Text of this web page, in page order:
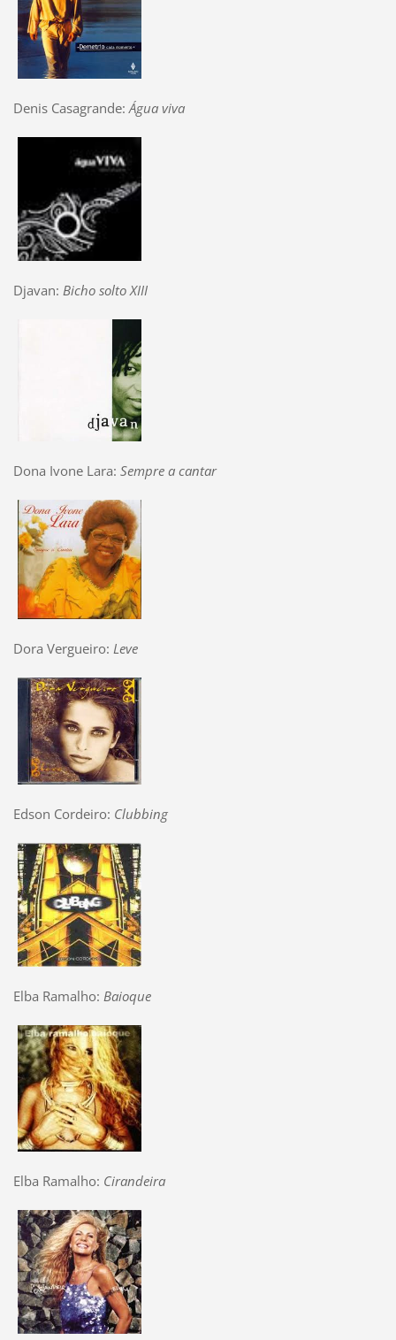
Denis Casagrande:Água viva
Djavan: Bicho solto XIII
Dona Ivone Lara: Sempre a cantar
Dora Vergueiro: Leve
Edson Cordeiro: Clubbing
Elba Ramalho: Baioque
Elba Ramalho: Cirandeira